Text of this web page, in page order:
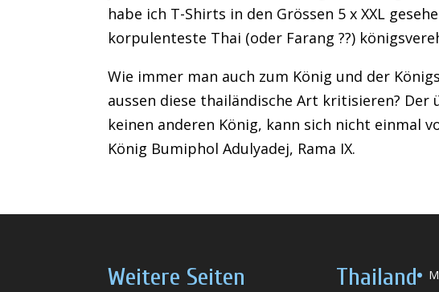
habe ich T-Shirts in den Grössen 5 x XXL
korpulenteste Thai (oder Farang ??)
Wie immer man auch zum König und der
aussen diese thailändische Art kritisieren?
keinen anderen König, kann sich nicht einmal
König Bumiphol Adulyadej, Rama IX.
Weitere Seiten Thailand